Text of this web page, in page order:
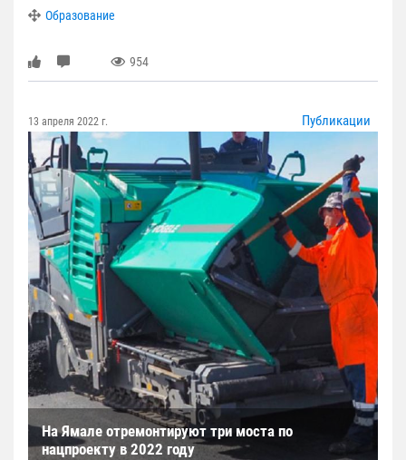
Образование
954
13 апреля 2022 г. Публикации
На Ямале отремонтируют три моста по
нацпроекту в 2022 году